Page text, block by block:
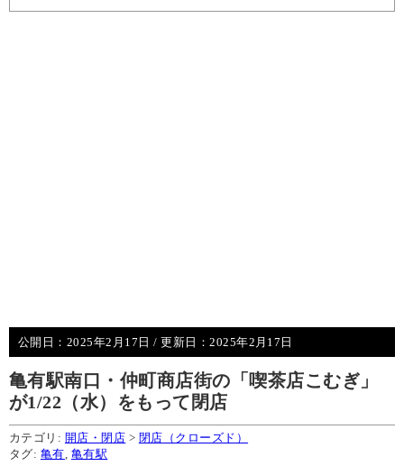
公開日： 2025年2月17日 / 更新日：2025年2月17日
亀有駅南口・仲町商店街の「喫茶店こむぎ」
が1/22（水）をもって閉店
カテゴリ: 開店・閉店 > 閉店（クローズド）
タグ: 亀有 亀有駅